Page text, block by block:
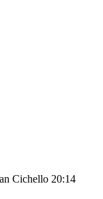
Cichello 20:14